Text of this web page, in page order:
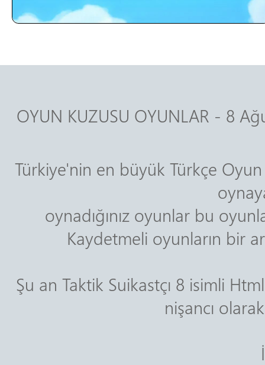
OYUN KUZUSU OYUNLAR - 8
Türkiye'nin en büyük Türkçe
oynadığınız oyunlar bu
Kaydetmeli oyunların bir
Şu an Taktik Suikastçı 8 isimli
nişancı